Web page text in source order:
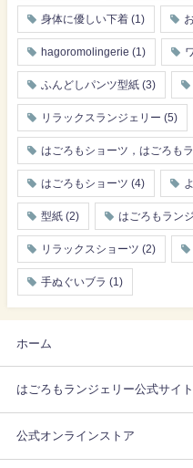
身体に優しい下着 (1)
hagoromolingerie (1)
ふんどしパンツ型紙 (3)
リラックスランジェリー (5)
はごろもショーツ，はごろも
はごろもショーツ (4)
型紙 (2) はごろもラン
リラックスショーツ (2)
手ぬぐいブラ (1)
ホーム
はごろもランジェリー公式サイト
公式オンラインストア